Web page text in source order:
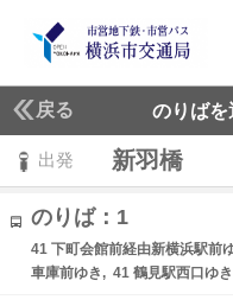
戻る のりばを
出発 新羽橋
のりば：1
41 下町会館前経由新横浜駅前
車庫前ゆき, 41 鶴見駅西口ゆき